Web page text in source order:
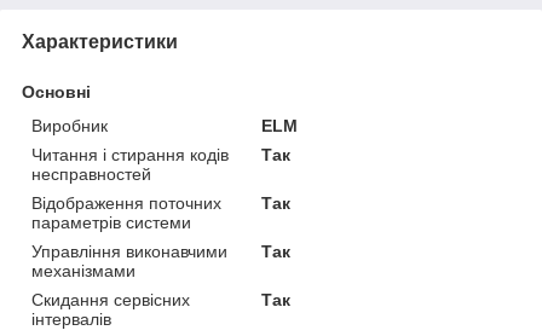
Характеристики
Основні
Виробник
ELM
Читання і стирання кодів
несправностей
Так
Відображення поточних
параметрів системи
Так
Управління виконавчими
механізмами
Так
Скидання сервісних
інтервалів
Так